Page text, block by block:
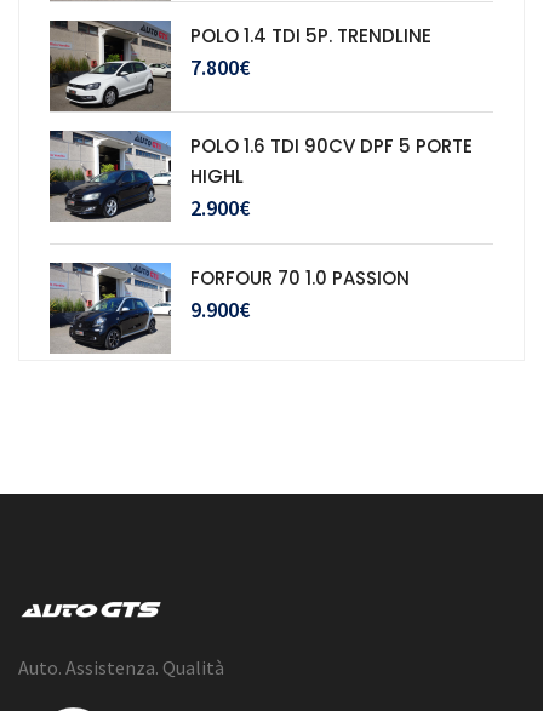
POLO 1.4 TDI 5P. TRENDLINE
7.800€
POLO 1.6 TDI 90CV DPF 5 PORTE
HIGHL
2.900€
FORFOUR 70 1.0 PASSION
9.900€
Auto. Assistenza. Qualità